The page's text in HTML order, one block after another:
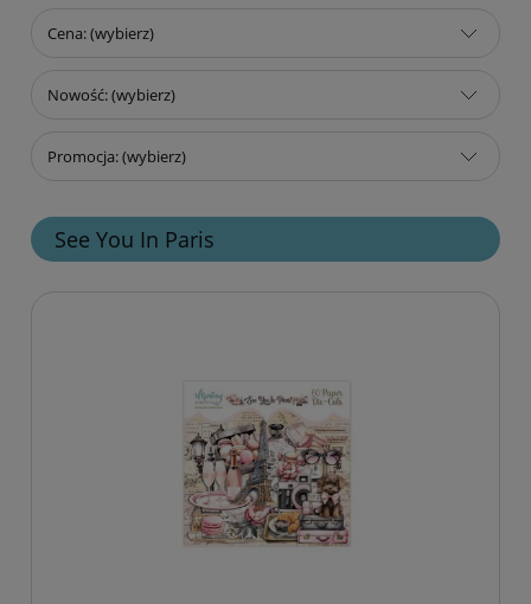
Cena: (wybierz)
Nowość: (wybierz)
Promocja: (wybierz)
See You In Paris